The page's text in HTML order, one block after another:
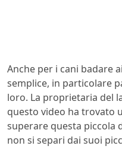
Anche per i cani badare
semplice, in particolare
loro. La proprietaria del
questo video ha trovato
superare questa piccola
non si separi dai suoi